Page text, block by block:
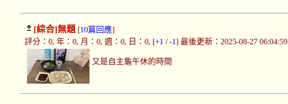
[綜合]無題 [10篇回應]
評分：0, 年：0, 月：0, 週：0, 日：0, [+1 /-1] 最後更新：2025-08-27 06:04:59
又是自主龜午休的時間